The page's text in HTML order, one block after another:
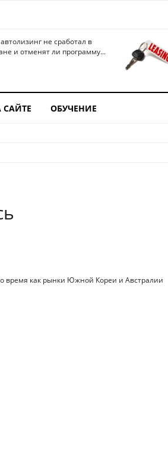
не сработал в
и отменят ли программу...
САЙТЕ ОБУЧЕНИЕ
время как рынки Южной Кореи и Австралии